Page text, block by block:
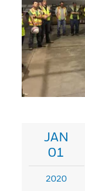
JAN
01
2020